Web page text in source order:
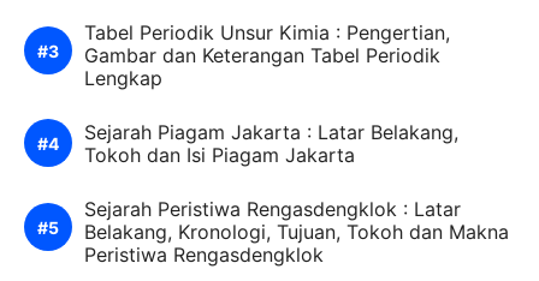
Tabel Periodik Unsur Kimia : Pengertian,
Gambar dan Keterangan Tabel Periodik
Lengkap
Sejarah Piagam Jakarta : Latar Belakang,
Tokoh dan Isi Piagam Jakarta
Sejarah Peristiwa Rengasdengklok : Latar
Belakang, Kronologi, Tujuan, Tokoh dan Makna
Peristiwa Rengasdengklok